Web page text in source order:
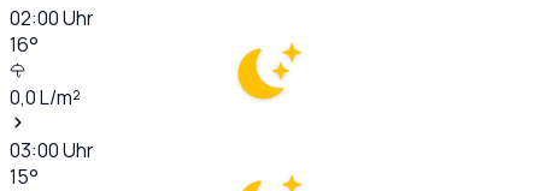
02:00Uhr
16°
0,0L/m²
03:00Uhr
15°